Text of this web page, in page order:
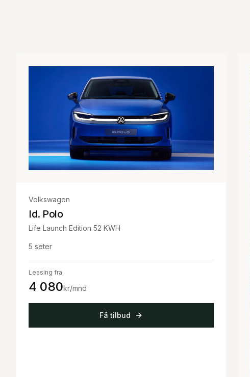
Volkswagen
Id. Polo
Life Launch Edition 52 KWH
5 seter
Leasing fra
4 080kr/mnd
Få tilbud